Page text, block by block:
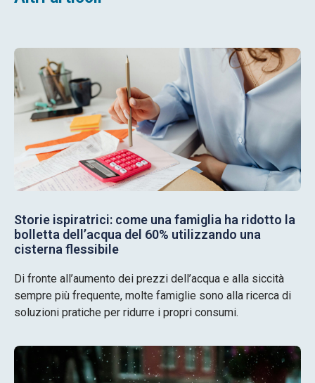
Storie ispiratrici: come una famiglia ha ridotto la
bolletta dell’acqua del 60% utilizzando una
cisterna flessibile
Di fronte all’aumento dei prezzi dell’acqua e alla siccità
sempre più frequente, molte famiglie sono alla ricerca di
soluzioni pratiche per ridurre i propri consumi.